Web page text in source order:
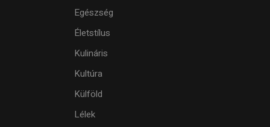
Egészség
Életstílus
Kulináris
Kultúra
Külföld
Lélek